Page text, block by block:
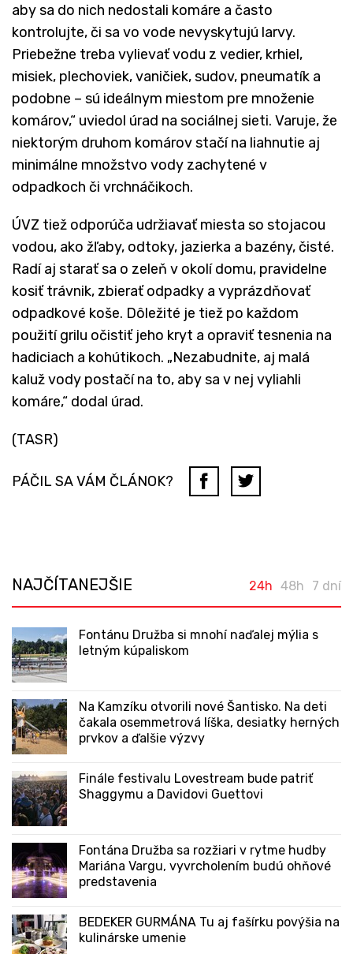
aby sa do nich nedostali komáre a často
kontrolujte, či sa vo vode nevyskytujú larvy.
Priebežne treba vylievať vodu z vedier, krhiel,
misiek, plechoviek, vaničiek, sudov, pneumatík a
podobne – sú ideálnym miestom pre množenie
komárov,“ uviedol úrad na sociálnej sieti. Varuje, že
niektorým druhom komárov stačí na liahnutie aj
minimálne množstvo vody zachytené v
odpadkoch či vrchnáčikoch.
ÚVZ tiež odporúča udržiavať miesta so stojacou
vodou, ako žľaby, odtoky, jazierka a bazény, čisté.
Radí aj starať sa o zeleň v okolí domu, pravidelne
kosiť trávnik, zbierať odpadky a vyprázdňovať
odpadkové koše. Dôležité je tiež po každom
použití grilu očistiť jeho kryt a opraviť tesnenia na
hadiciach a kohútikoch. „Nezabudnite, aj malá
kaluž vody postačí na to, aby sa v nej vyliahli
komáre,“ dodal úrad.
(TASR)
PÁČIL SA VÁM ČLÁNOK?
NAJČÍTANEJŠIE 24h 48h 7 dní
Fontánu Družba si mnohí naďalej mýlia s
letným kúpaliskom
Na Kamzíku otvorili nové Šantisko. Na deti
čakala osemmetrová líška, desiatky herných
prvkov a ďalšie výzvy
Finále festivalu Lovestream bude patriť
Shaggymu a Davidovi Guettovi
Fontána Družba sa rozžiari v rytme hudby
Mariána Vargu, vyvrcholením budú ohňové
predstavenia
BEDEKER GURMÁNA Tu aj fašírku povýšia na
kulinárske umenie